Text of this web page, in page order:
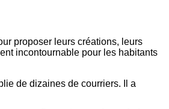
proposer leurs créations, leurs
incontournable pour les habitants
de dizaines de courriers. Il a